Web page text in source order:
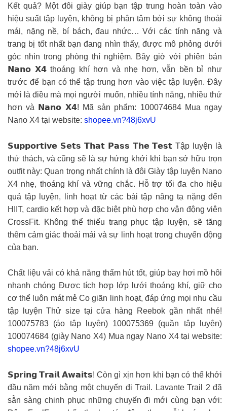
Kết quả? Một đôi giày giúp bạn tập trung hoàn toàn vào
hiệu suất tập luyện, không bị phân tâm bởi sự không thoải
mái, nặng nề, bí bách, đau nhức… Với các tính năng và
trang bị tốt nhất bạn đang nhìn thấy, được mô phỏng dưới
góc nhìn trong phòng thí nghiệm. Bây giờ với phiên bản
𝗡𝗮𝗻𝗼 𝗫𝟰 thoáng khí hơn và nhẹ hơn, vẫn bền bỉ như
trước để bạn có thể tập trung hơn vào việc tập luyện. Đây
mới là điều mà mọi người muốn, nhiều tính năng, nhiều thứ
hơn và 𝗡𝗮𝗻𝗼 𝗫𝟰! Mã sản phẩm: 100074684 Mua ngay
Nano X4 tại website: shopee.vn?48j6xvU
𝗦𝘂𝗽𝗽𝗼𝗿𝘁𝗶𝘃𝗲 𝗦𝗲𝘁𝘀 𝗧𝗵𝗮𝘁 𝗣𝗮𝘀𝘀 𝗧𝗵𝗲 𝗧𝗲𝘀𝘁 Tập luyện là
thử thách, và cũng sẽ là sự hứng khởi khi bạn sở hữu trọn
outfit này: Quan trọng nhất chính là đôi Giày tập luyện Nano
X4 nhẹ, thoáng khí và vững chắc. Hỗ trợ tối đa cho hiệu
quả tập luyện, linh hoạt từ các bài tập nâng tạ nặng đến
HIIT, cardio kết hợp và đặc biệt phù hợp cho vận động viên
CrossFit. Không thể thiếu trang phục tập luyện, sẽ tăng
thêm cảm giác thoải mái và sự linh hoạt trong chuyển động
của bạn.
Chất liệu vải có khả năng thấm hút tốt, giúp bay hơi mồ hôi
nhanh chóng Được tích hợp lớp lưới thoáng khí, giữ cho
cơ thể luôn mát mẻ Co giãn linh hoạt, đáp ứng mọi nhu cầu
tập luyện Thử size tại cửa hàng Reebok gần nhất nhé!
100075783 (áo tập luyện) 100075369 (quần tập luyện)
100074684 (giày Nano X4) Mua ngay Nano X4 tại website:
shopee.vn?48j6xvU
𝗦𝗽𝗿𝗶𝗻𝗴 𝗧𝗿𝗮𝗶𝗹 𝗔𝘄𝗮𝗶𝘁𝘀! Còn gì xịn hơn khi bạn có thể khởi
đầu năm mới bằng một chuyến đi Trail. Lavante Trail 2 đã
sẵn sàng chinh phục những chuyến đi mới cùng bạn với: